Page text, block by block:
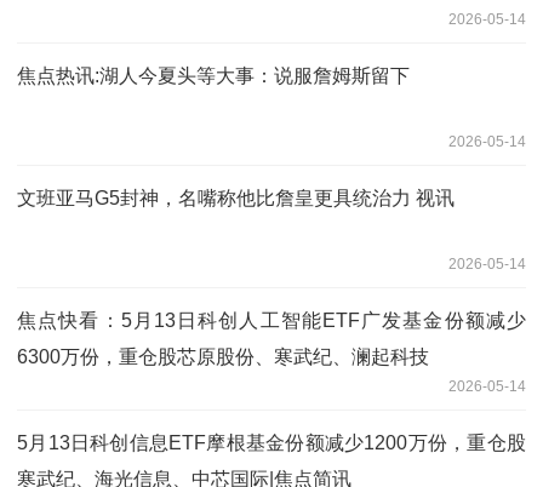
2026-05-14
焦点热讯:湖人今夏头等大事：说服詹姆斯留下
2026-05-14
文班亚马G5封神，名嘴称他比詹皇更具统治力 视讯
2026-05-14
焦点快看：5月13日科创人工智能ETF广发基金份额减少
6300万份，重仓股芯原股份、寒武纪、澜起科技
2026-05-14
5月13日科创信息ETF摩根基金份额减少1200万份，重仓股
寒武纪、海光信息、中芯国际|焦点简讯